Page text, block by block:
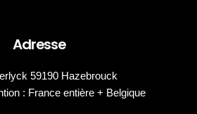
Adresse
59190 Hazebrouck
: France entière + Belgique